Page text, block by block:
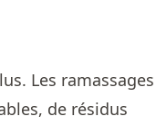
Les ramassages
de résidus